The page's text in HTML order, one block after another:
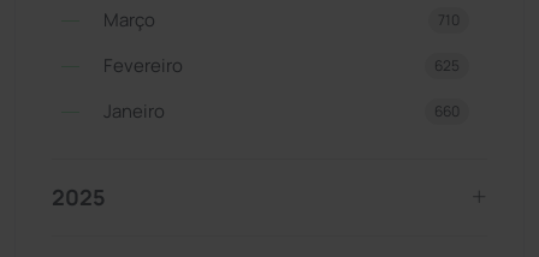
Março 710
Fevereiro 625
Janeiro 660
2025